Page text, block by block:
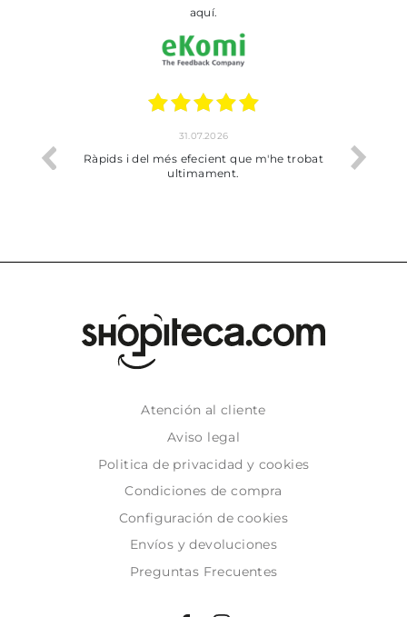
aquí.
31.07.2026
Ràpids i del més efecient que m'he trobat
ultimament.
Atención al cliente
Aviso legal
Politica de privacidad y cookies
Condiciones de compra
Configuración de cookies
Envíos y devoluciones
Preguntas Frecuentes